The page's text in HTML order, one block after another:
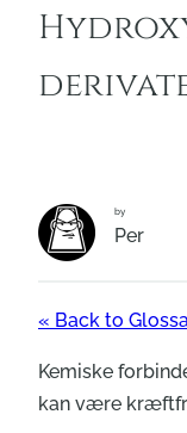
by
Per
« Back to
Kemiske
kan være